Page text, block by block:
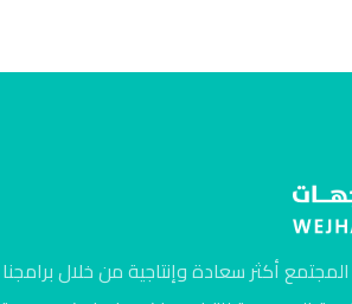
أكثر سعادة وإنتاجية من خلال برامجنا